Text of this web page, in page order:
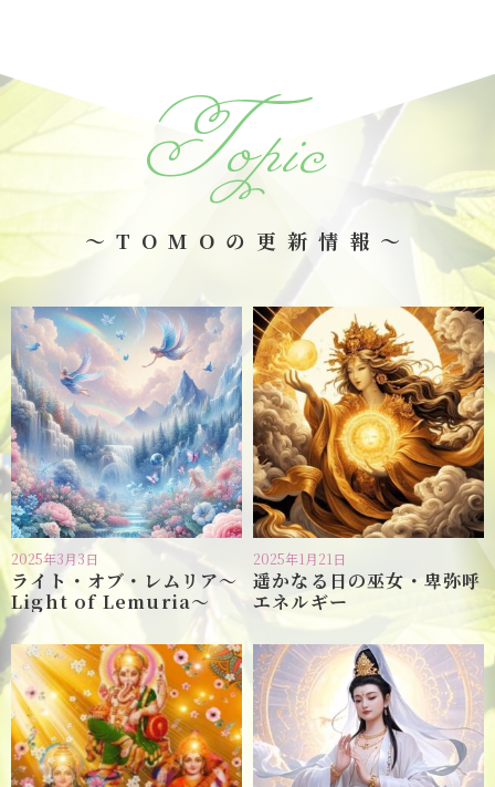
Topic
～TOMOの更新情報～
2025年3月3日
ライト・オブ・レムリア〜
Light of Lemuria〜
2025年1月21日
遥かなる日の巫女・卑弥呼
エネルギー